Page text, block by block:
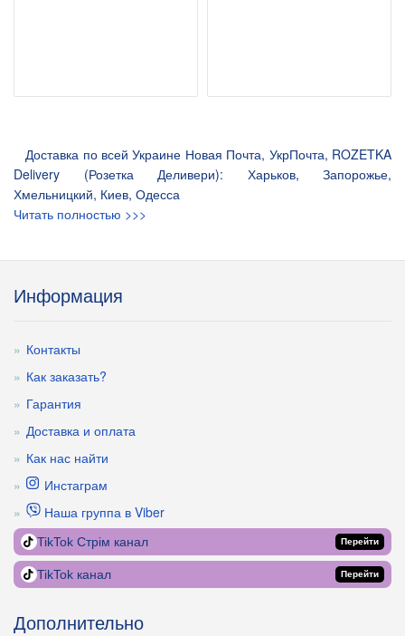
Доставка по всей Украине Новая Почта, УкрПочта, ROZETKA
Delivery (Розетка Деливери): Харьков, Запорожье,
Хмельницкий, Киев, Одесса
Читать полностью >>>
Информация
Контакты
Как заказать?
Гарантия
Доставка и оплата
Как нас найти
Инстаграм
Наша группа в Viber
TikTok Стрім канал Перейти
TikTok канал Перейти
Дополнительно